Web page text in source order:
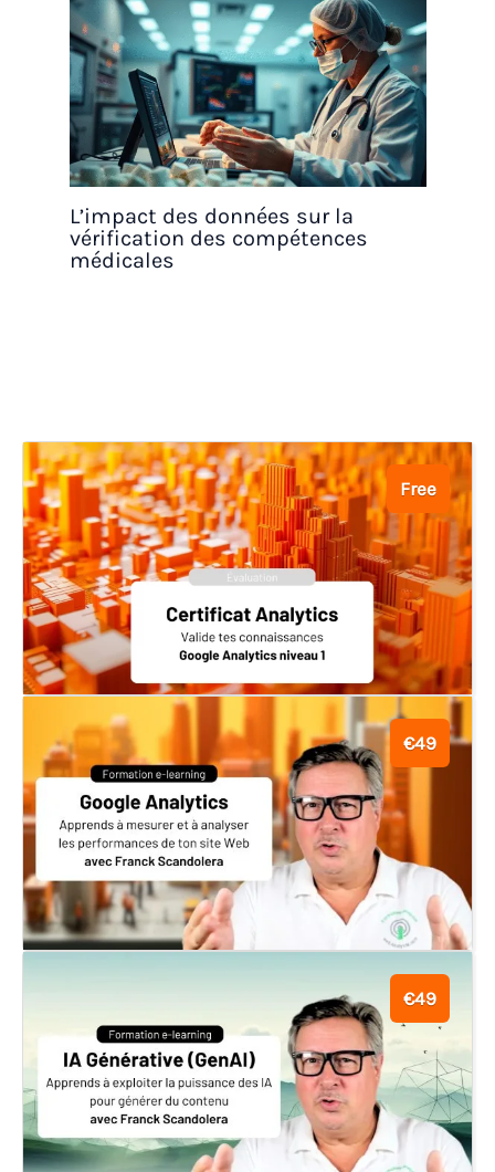
L’impact des données sur la
vérification des compétences
médicales
Free
€49
€49